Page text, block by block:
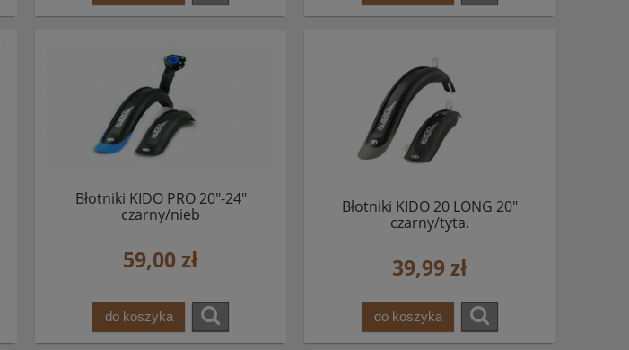
Błotniki KIDO PRO 20"-24"
czarny/nieb
59,00 zł
do koszyka
Błotniki KIDO 20 LONG 20"
czarny/tyta.
39,99 zł
do koszyka